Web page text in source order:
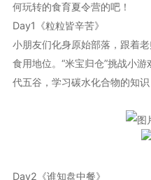
何玩转的食育夏令营的吧！
Day1《粒粒皆辛苦》
小朋友们化身原始部落，跟着
食用地位。“米宝归仓”挑战小
代五谷，学习碳水化合物的知识
Day2《谁知盘中餐》